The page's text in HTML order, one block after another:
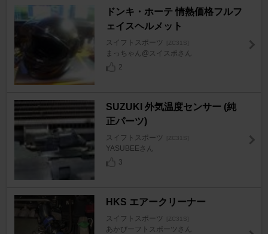
ドンキ・ホーテ 情熱価格フルフ
ェイスヘルメット
スイフトスポーツ [ZC31S]
まっちゃん@スイスポさん
2
SUZUKI 外気温度センサー (純
正パーツ)
スイフトスポーツ [ZC31S]
YASUBEEさん
3
HKS エアークリーナー
スイフトスポーツ [ZC31S]
あかびーフトスポーツさん